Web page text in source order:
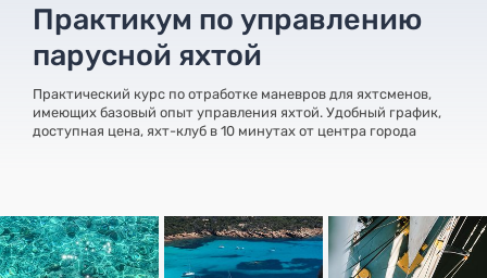
Практикум по управлению
парусной яхтой
Практический курс по отработке маневров для яхтсменов,
имеющих базовый опыт управления яхтой. Удобный график,
доступная цена, яхт-клуб в 10 минутах от центра города